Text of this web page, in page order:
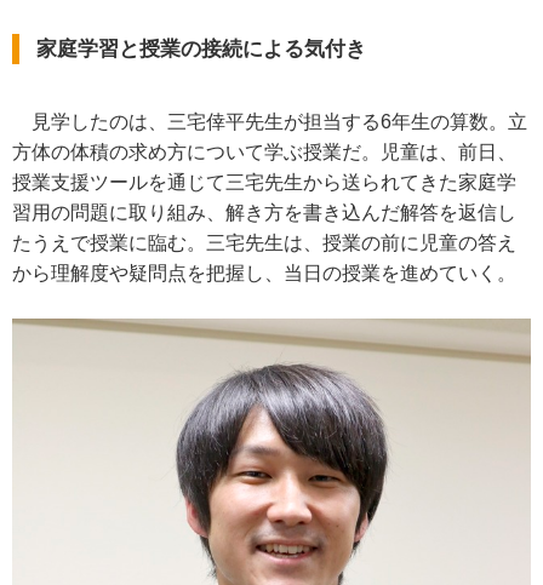
家庭学習と授業の接続による気付き
見学したのは、三宅倖平先生が担当する6年生の算数。立
方体の体積の求め方について学ぶ授業だ。児童は、前日、
授業支援ツールを通じて三宅先生から送られてきた家庭学
習用の問題に取り組み、解き方を書き込んだ解答を返信し
たうえで授業に臨む。三宅先生は、授業の前に児童の答え
から理解度や疑問点を把握し、当日の授業を進めていく。